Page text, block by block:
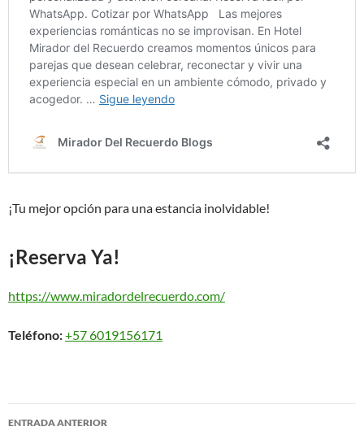
¡Tu mejor opción para una estancia inolvidable!
¡Reserva Ya!
https://www.miradordelrecuerdo.com/
Teléfono:+57 6019156171
Navegación
ENTRADA ANTERIOR